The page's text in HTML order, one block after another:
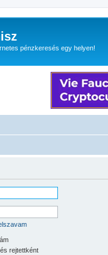
pénzkeresés egy helyen!
rejtettként